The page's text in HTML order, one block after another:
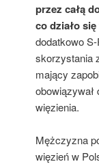
przez całą
co działo
dodatkowo
skorzystania
mający
obowiązywał
więzienia.
Mężczyzna
więzień w